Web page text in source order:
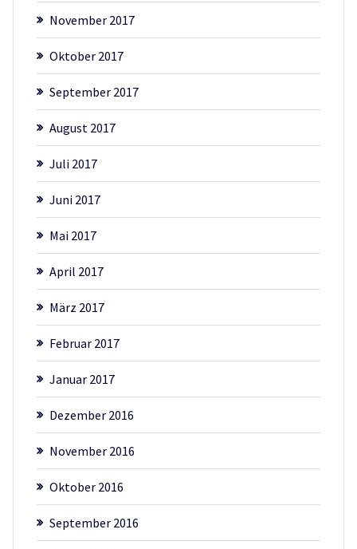
November 2017
Oktober 2017
September 2017
August 2017
Juli 2017
Juni 2017
Mai 2017
April 2017
März 2017
Februar 2017
Januar 2017
Dezember 2016
November 2016
Oktober 2016
September 2016